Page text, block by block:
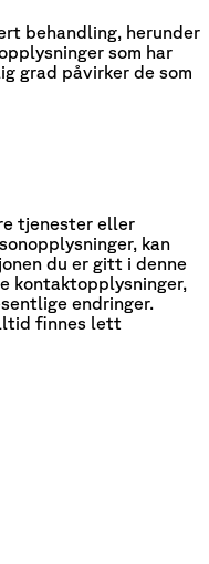
behandling, herunder
som har
grad påvirker de som
tjenester eller
kan
du er gitt i denne
kontaktopplysninger,
endringer.
finnes lett